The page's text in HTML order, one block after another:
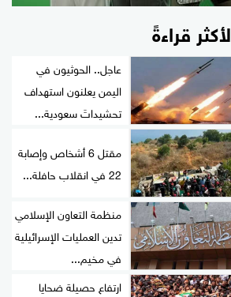
قراءةً
عاجل.. الحوثيون في
اليمن يعلنون استهداف
تحشيداتَ سعودية...
مقتل 6 أشخاص وإصابة
22 في انقلاب حافلة...
منظمة التعاون الإسلامي
تدين العمليات الإسرائيلية
في مخيم...
ارتفاع حصيلة ضحايا